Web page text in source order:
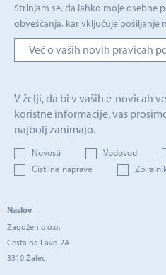
Strinjam se, da lahko moje osebne
obveščanja, kar vključuje pošiljanje
Več o vaših novih pravicah
V želji, da bi v vaših e-novicah
koristne informacije, vas
najbolj zanimajo.
Novosti Vodovod
Čistilne naprave
Naslov
Zagožen d.o.o.
Cesta na Lavo 2A
3310 Žalec